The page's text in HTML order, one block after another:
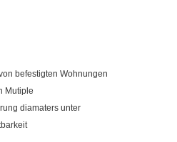
befestigten Wohnungen
Mutiple
diamaters unter